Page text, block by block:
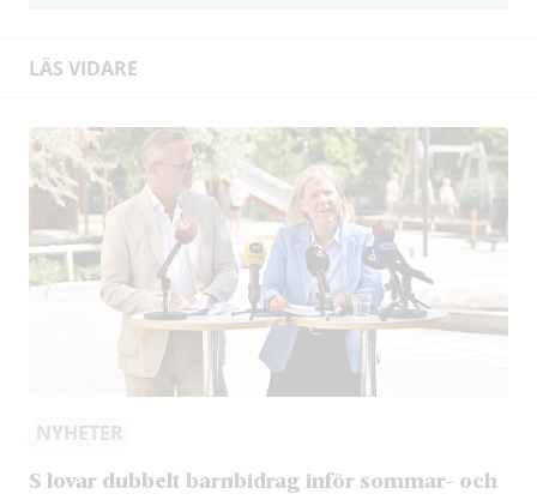
LÄS VIDARE
NYHETER
S lovar dubbelt barnbidrag inför sommar- och